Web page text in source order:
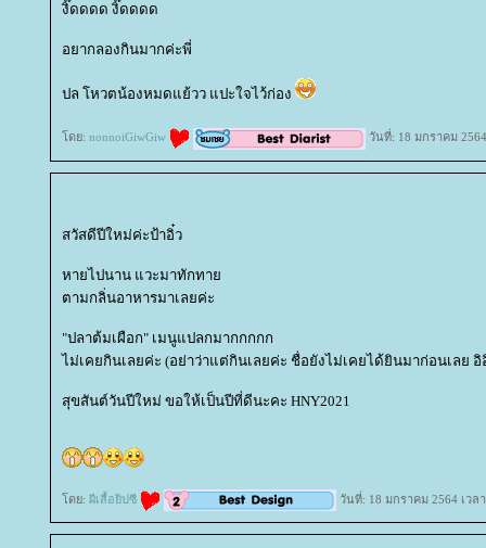
งิ๊ดดดด งิ๊ดดดด
อยากลองกินมากค่ะพี่
ปล โหวตน้องหมดแย้วว แปะใจไว้ก่อง
ดย: nonnoiGiwGiw วันที่: 18 มกราคม
สวัสดีปีใหม่ค่ะป้าอิ๋ว
หายไปนาน แวะมาทักทา
ตามกลิ่นอาหารมาเลยค่ะ
"ปลาต้มเผือก" เมนูแปลกมากกกกก
ไม่เคยกินเลยค่ะ (อย่าว่าแต่กินเลยค่ะ ชื่อยังไม่เคยได้ยินมาก่อนเลย อิ
สุขสันต์วันปีใหม่ ขอให้เป็นปีที่ดีนะคะ HNY2021
ดย: ผีเสื้อยิปซี วันที่: 18 มกราคม 2564 เวล